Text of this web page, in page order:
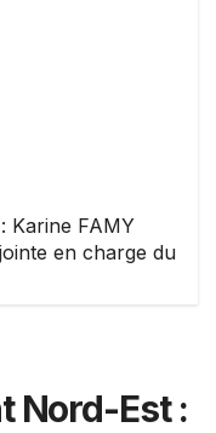
Karine FAMY
en charge du
Nord-Est :